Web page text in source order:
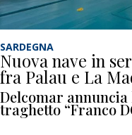
SARDEGNA
Nuova nave in
fra Palau e La
Delcomar
traghetto “Franco